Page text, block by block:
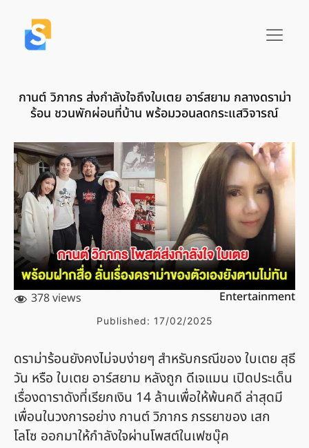
กานต์ วิภากร ส่งกำลังใจถึงใบเตย อาร์สยาม กลางดราม่า
ร้อน ชวนพักผ่อนที่บ้าน พร้อมวอนลดกระแสวิจารณ์
378 views Entertainment
Published: 17/02/2025
ดราม่าร้อนยังคงไม่จบง่ายๆ สำหรับกรณีของ ใบเตย สุธี
วัน หรือ ใบเตย อาร์สยาม หลังถูก ดีเจแมน เปิดประเด็น
เรื่องดาราดังที่เรียกเงิน 14 ล้านเพื่อให้พ้นคดี ล่าสุดมี
เพื่อนในวงการอย่าง กานต์ วิภากร ภรรยาของ เสก
โลโซ ออกมาให้กำลังใจผ่านโพสต์ในเฟซบุ๊ค